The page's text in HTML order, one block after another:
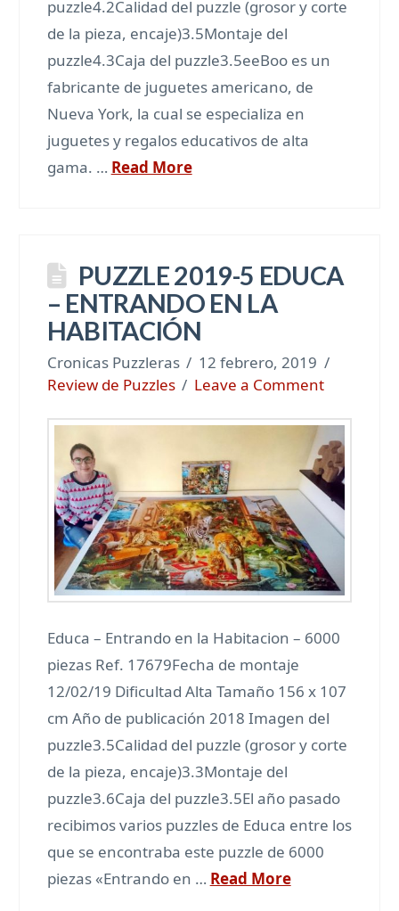
puzzle4.2Calidad del puzzle (grosor y corte
de la pieza, encaje)3.5Montaje del
puzzle4.3Caja del puzzle3.5eeBoo es un
fabricante de juguetes americano, de
Nueva York, la cual se especializa en
juguetes y regalos educativos de alta
gama. … Read More
PUZZLE 2019-5 EDUCA
– ENTRANDO EN LA
HABITACIÓN
Cronicas Puzzleras
12 febrero, 2019
Review de Puzzles
Leave a Comment
Educa – Entrando en la Habitacion – 6000
piezas Ref. 17679Fecha de montaje
12/02/19 Dificultad Alta Tamaño 156 x 107
cm Año de publicación 2018 Imagen del
puzzle3.5Calidad del puzzle (grosor y corte
de la pieza, encaje)3.3Montaje del
puzzle3.6Caja del puzzle3.5El año pasado
recibimos varios puzzles de Educa entre los
que se encontraba este puzzle de 6000
piezas «Entrando en … Read More